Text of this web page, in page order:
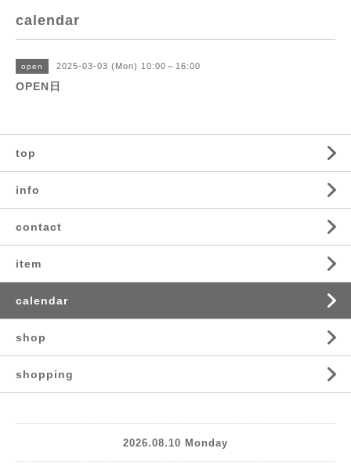
calendar
open 2025-03-03 (Mon) 10:00～16:00
OPEN日
top
info
contact
item
calendar
shop
shopping
2026.08.10 Monday